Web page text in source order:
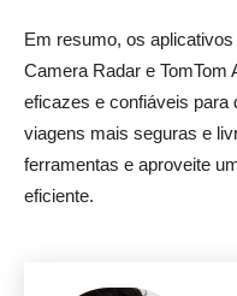
Em resumo, os
Camera Radar e
eficazes e confiáveis para
viagens mais seguras e
ferramentas e aproveite
eficiente.